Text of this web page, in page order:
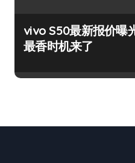
vivo S50最新报价曝
最香时机来了